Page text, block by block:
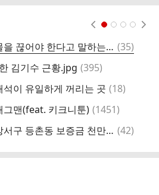
수도권으로 가는 충주 물을 끊어야 한다고 말하는 충주맨.jpg 댓
글
(35)
김기수 근황.jpg 댓
(395)
이 유일하게 꺼리는 곳 댓
(18)
그맨(feat. 키크니툰) 댓
(1451)
＜구해줘 홈즈＞ 서울 강서구 등촌동 보증금 천만원에 월세가 65만원인 오피스텔 댓
(42)